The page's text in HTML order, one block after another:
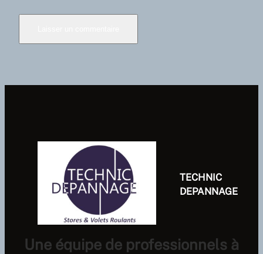
TECHNIC
DEPANNAGE
Une équipe de professionnels à